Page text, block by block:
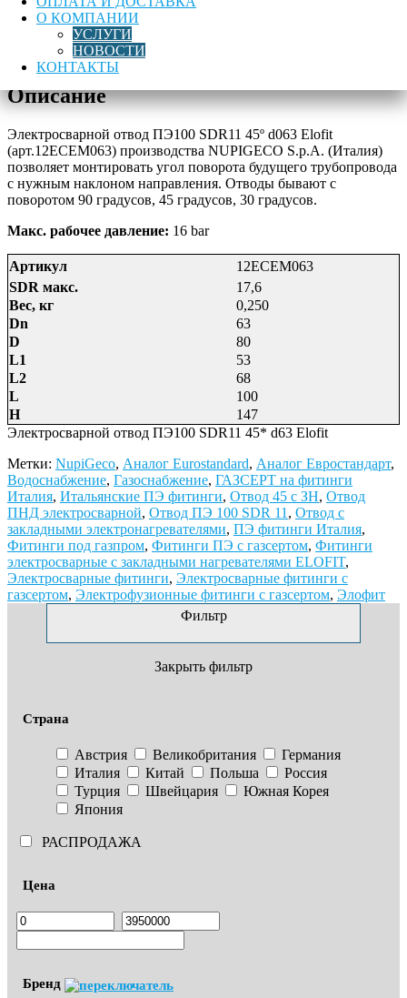
О КОМПАНИИ
УСЛУГИ
НОВОСТИ
КОНТАКТЫ
Электросварной
отвод
SDR11
d63
Elofit
В корзину
Лучшая цена Доставка по России
Описание
Электросварной отвод ПЭ100 SDR11 45º d063 Elofit
(арт.12ECEM063) производства NUPIGECO S.p.A. (Италия)
позволяет монтировать угол поворота будущего трубопровода
с нужным наклоном направления. Отводы бывают с
поворотом 90 градусов, 45 градусов, 30 градусов.
Макс. рабочее давление: 16 bar
Артикул
12ECEM063
SDR макс.
17,6
Вес, кг
0,250
Dn
63
D
80
L1
53
L2
68
L
100
H
147
Электросварной отвод ПЭ100 SDR11 45* d63 Elofit
Метки: NupiGeco, Аналог Eurostandard, Аналог Евростандарт,
Водоснабжение, Газоснабжение, ГАЗСЕРТ на фитинги
Италия, Итальянские ПЭ фитинги, Отвод 45 с ЗН, Отвод
ПНД электросварной, Отвод ПЭ 100 SDR 11 , Отвод с
закладными электронагревателями, ПЭ фитинги Италия,
Фитинги под газпром, Фитинги ПЭ с газсертом, Фитинги
электросварные с закладными нагревателями ELOFIT,
Электросварные фитинги, Электросварные фитинги с
газсертом, Электрофузионные фитинги с газсертом, Элофит
Фильтр
Закрыть фильтр
Страна
Австрия Великобритания
Германия
Италия
Китай Польша
Россия
Турция
Швейцария
Южная Корея
Япония
РАСПРОДАЖА
Цена
Бренд